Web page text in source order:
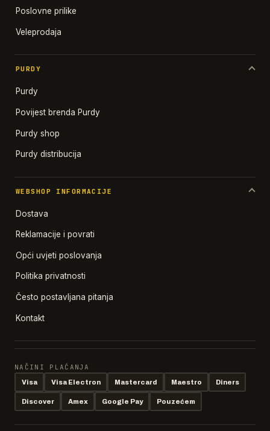
Poslovne prilike
Veleprodaja
PURDY
Purdy
Povijest brenda Purdy
Purdy shop
Purdy distribucija
WEBSHOP INFORMACIJE
Dostava
Reklamacije i povrati
Opći uvjeti poslovanja
Politika privatnosti
Često postavljana pitanja
Kontakt
NAČINI PLAĆANJA
Visa Visa Electron Mastercard Maestro Diners
Discover Amex Google Pay Pouzećem